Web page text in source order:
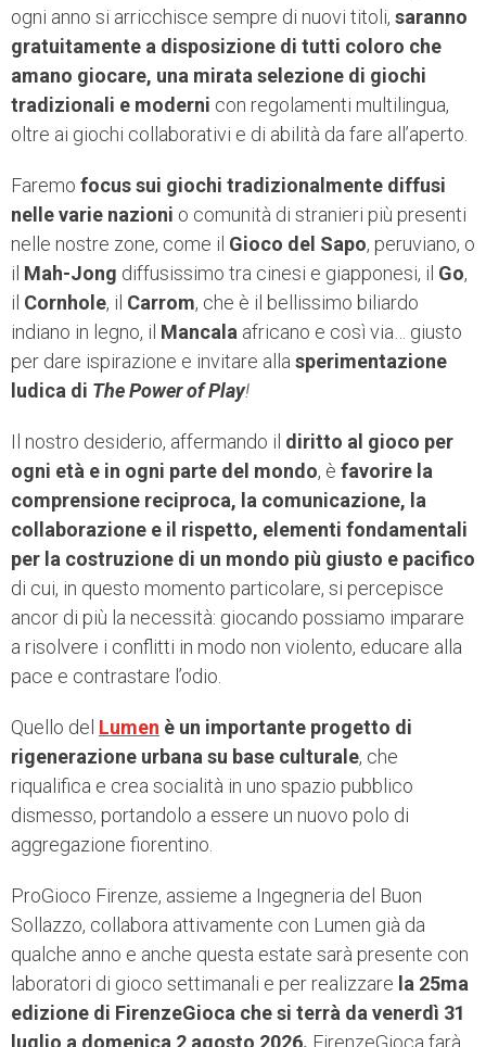
ogni anno si arricchisce sempre di nuovi titoli, saranno
gratuitamente a disposizione di tutti coloro che
amano giocare, una mirata selezione di giochi
tradizionali e moderni con regolamenti multilingua,
oltre ai giochi collaborativi e di abilità da fare all’aperto.
Faremo focus sui giochi tradizionalmente diffusi
nelle varie nazioni o comunità di stranieri più presenti
nelle nostre zone, come il Gioco del Sapo, peruviano, o
il Mah-Jong diffusissimo tra cinesi e giapponesi, il Go,
il Cornhole, il Carrom, che è il bellissimo biliardo
indiano in legno, il Mancala africano e così via… giusto
per dare ispirazione e invitare alla sperimentazione
ludica di The Power of Play!
Il nostro desiderio, affermando il diritto al gioco per
ogni età e in ogni parte del mondo, è favorire la
comprensione reciproca, la comunicazione, la
collaborazione e il rispetto, elementi fondamentali
per la costruzione di un mondo più giusto e pacifico
di cui, in questo momento particolare, si percepisce
ancor di più la necessità: giocando possiamo imparare
a risolvere i conflitti in modo non violento, educare alla
pace e contrastare l’odio.
Quello del Lumen è un importante progetto di
rigenerazione urbana su base culturale, che
riqualifica e crea socialità in uno spazio pubblico
dismesso, portandolo a essere un nuovo polo di
aggregazione fiorentino.
ProGioco Firenze, assieme a Ingegneria del Buon
Sollazzo, collabora attivamente con Lumen già da
qualche anno e anche questa estate sarà presente con
laboratori di gioco settimanali e per realizzare la 25ma
edizione di FirenzeGioca che si terrà da venerdì 31
luglio a domenica 2 agosto 2026. FirenzeGioca farà